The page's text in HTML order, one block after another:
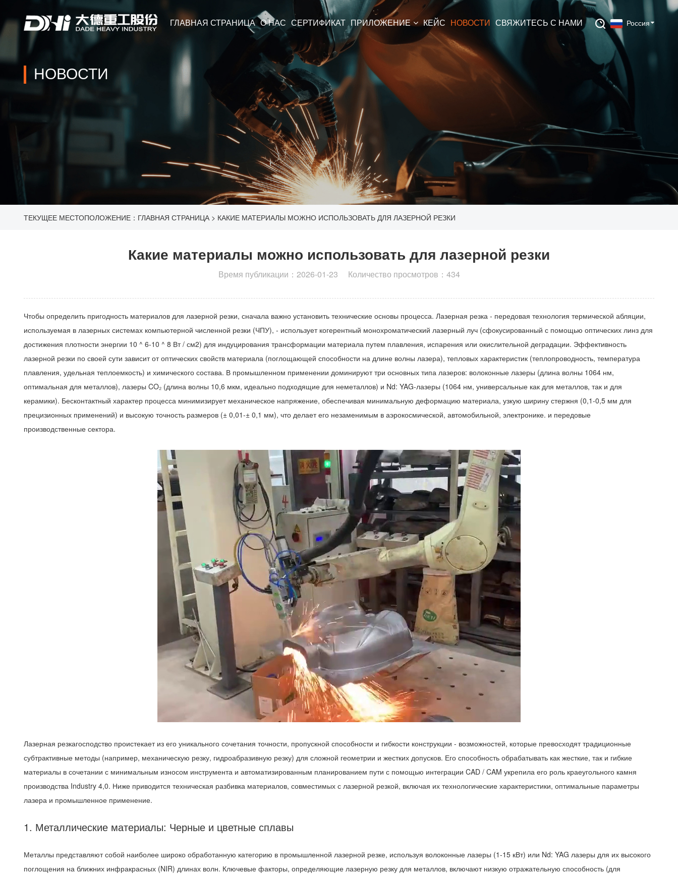
ГЛАВНАЯ СТРАНИЦА О НАС СЕРТИФИКАТ ПРИЛОЖЕНИЕ КЕЙС НОВОСТИ СВЯЖИТЕСЬ С НАМИ Россия
НОВОСТИ
ТЕКУЩЕЕ МЕСТОПОЛОЖЕНИЕ： ГЛАВНАЯ СТРАНИЦА> КАКИЕ МАТЕРИАЛЫ МОЖНО ИСПОЛЬЗОВАТЬ ДЛЯ ЛАЗЕРНОЙ РЕЗКИ
Какие материалы можно использовать для лазерной резки
Время публикации：2026-01-23 Количество просмотров：434
Чтобы определить пригодность материалов для лазерной резки, сначала важно установить технические основы процесса. Лазерная резка - передовая технология термической абляции,
используемая в лазерных системах компьютерной численной резки (ЧПУ), - использует когерентный монохроматический лазерный луч (сфокусированный с помощью оптических линз для
достижения плотности энергии 10 ^ 6-10 ^ 8 Вт / см2) для индуцирования трансформации материала путем плавления, испарения или окислительной деградации. Эффективность
лазерной резки по своей сути зависит от оптических свойств материала (поглощающей способности на длине волны лазера), тепловых характеристик (теплопроводность, температура
плавления, удельная теплоемкость) и химического состава. В промышленном применении доминируют три основных типа лазеров: волоконные лазеры (длина волны 1064 нм,
оптимальная для металлов), лазеры CO₂ (длина волны 10,6 мкм, идеально подходящие для неметаллов) и Nd: YAG-лазеры (1064 нм, универсальные как для металлов, так и для
керамики). Бесконтактный характер процесса минимизирует механическое напряжение, обеспечивая минимальную деформацию материала, узкую ширину стержня (0,1-0,5 мм для
прецизионных применений) и высокую точность размеров (± 0,01-± 0,1 мм), что делает его незаменимым в аэрокосмической, автомобильной, электронике. и передовые
производственные сектора.
Лазерная резкагосподство проистекает из его уникального сочетания точности, пропускной способности и гибкости конструкции - возможностей, которые превосходят традиционные
субтрактивные методы (например, механическую резку, гидроабразивную резку) для сложной геометрии и жестких допусков. Его способность обрабатывать как жесткие, так и гибкие
материалы в сочетании с минимальным износом инструмента и автоматизированным планированием пути с помощью интеграции CAD / CAM укрепила его роль краеугольного камня
производства Industry 4,0. Ниже приводится техническая разбивка материалов, совместимых с лазерной резкой, включая их технологические характеристики, оптимальные параметры
лазера и промышленное применение.
1. Металлические материалы: Черные и цветные сплавы
Металлы представляют собой наиболее широко обработанную категорию в промышленной лазерной резке, используя волоконные лазеры (1-15 кВт) или Nd: YAG лазеры для их высокого
поглощения на ближних инфракрасных (NIR) длинах волн. Ключевые факторы, определяющие лазерную резку для металлов, включают низкую отражательную способность (для